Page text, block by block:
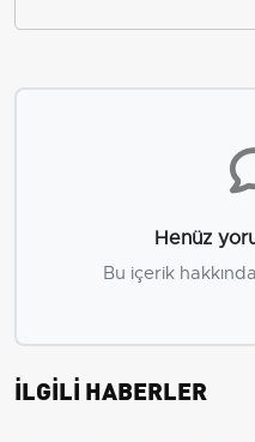
Henüz
Bu içerik
İLGİLİ HABERLER